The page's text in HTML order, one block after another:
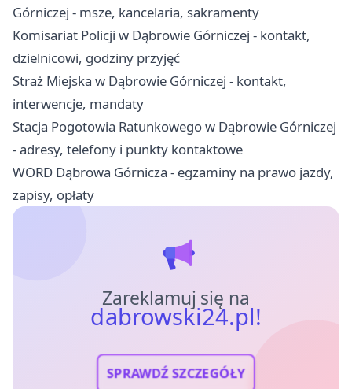
Górniczej - msze, kancelaria, sakramenty
Komisariat Policji w Dąbrowie Górniczej - kontakt,
dzielnicowi, godziny przyjęć
Straż Miejska w Dąbrowie Górniczej - kontakt,
interwencje, mandaty
Stacja Pogotowia Ratunkowego w Dąbrowie Górniczej
- adresy, telefony i punkty kontaktowe
WORD Dąbrowa Górnicza - egzaminy na prawo jazdy,
zapisy, opłaty
Zareklamuj się na
dabrowski24.pl!
SPRAWDŹ SZCZEGÓŁY